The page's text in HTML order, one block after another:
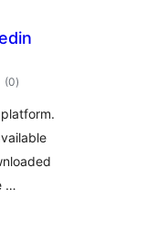
(0celkové
hodnotenie
)
…